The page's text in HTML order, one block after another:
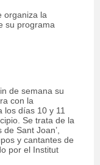
organiza la
su programa
de semana su
con la
los días 10 y 11
Se trata de la
Sant Joan’,
y cantantes de
por el Institut